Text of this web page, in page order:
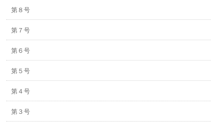
第８号
第７号
第６号
第５号
第４号
第３号